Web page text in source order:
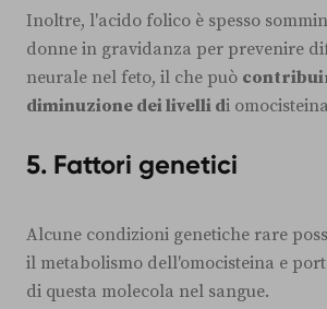
Inoltre, l'acido folico è spesso
donne in gravidanza per prevenire
neurale nel feto, il che può
diminuzione dei livelli di
5. Fattori genetici
Alcune condizioni genetiche rare
il metabolismo dell'omocisteina e
di questa molecola nel sangue.